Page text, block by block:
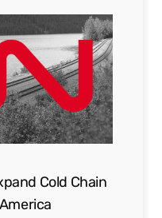
Cold Chain